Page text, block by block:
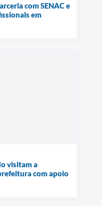
com SENAC e
em
visitam a
com apoio